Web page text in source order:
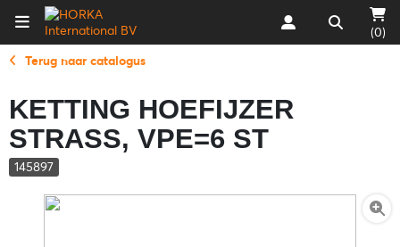
(0)
Terug naar catalogus
KETTING HOEFIJZER
STRASS, VPE=6 ST
145897